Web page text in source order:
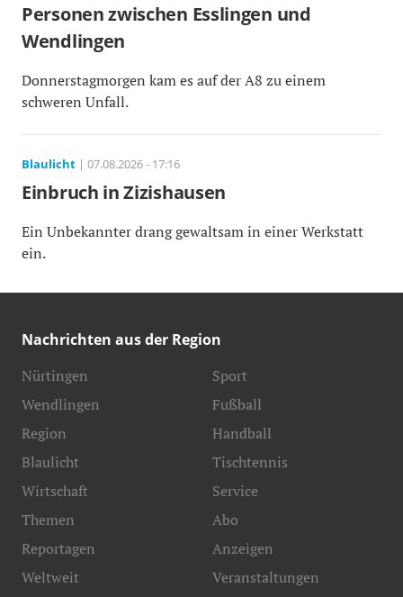
Personen zwischen Esslingen und
Wendlingen
Donnerstagmorgen kam es auf der A8 zu einem
schweren Unfall.
Blaulicht | 07.08.2026 - 17:16
Einbruch in Zizishausen
Ein Unbekannter drang gewaltsam in einer Werkstatt
ein.
Nachrichten aus der Region
Nürtingen
Wendlingen
Region
Blaulicht
Sport
Fußball
Handball
Tischtennis
Wirtschaft
Themen
Reportagen
Weltweit
Service
Abo
Anzeigen
Veranstaltungen